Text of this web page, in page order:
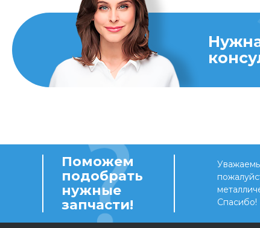
Поможем
подобрать
нужные
запчасти!
Спасибо!